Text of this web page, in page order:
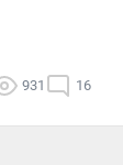
931 16